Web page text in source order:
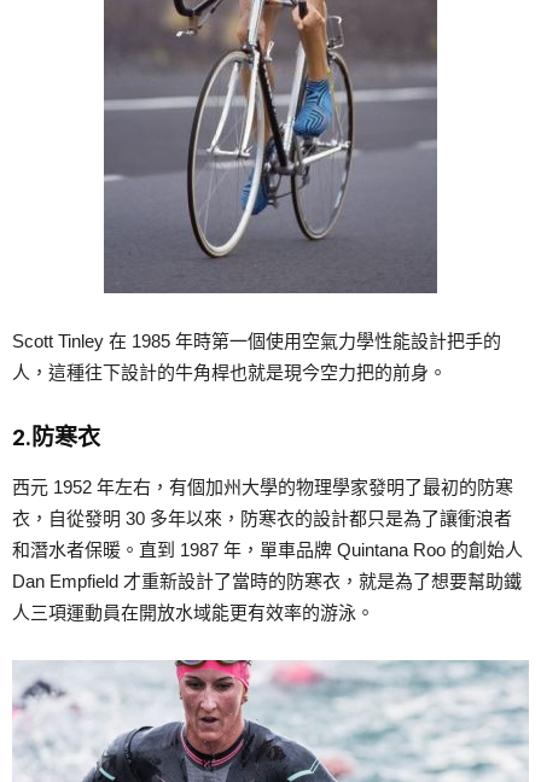
Scott Tinley 在 1985 年時第一個使用空氣力學性能設計把手的
人，這種往下設計的牛角桿也就是現今空力把的前身。
2.防寒衣
西元 1952 年左右，有個加州大學的物理學家發明了最初的防寒
衣，自從發明 30 多年以來，防寒衣的設計都只是為了讓衝浪者
和潛水者保暖。直到 1987 年，單車品牌 Quintana Roo 的創始人
Dan Empfield 才重新設計了當時的防寒衣，就是為了想要幫助鐵
人三項運動員在開放水域能更有效率的游泳。